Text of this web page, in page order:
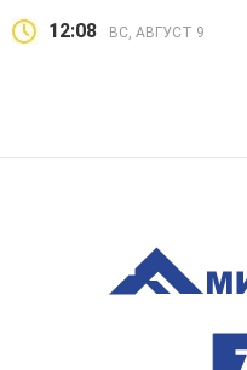
12:08 ВС, АВГУСТ 9